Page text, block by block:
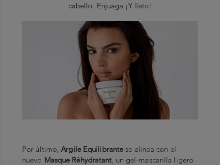
cabello. Enjuaga ¡Y listo!
Por último,Argile Equilibrante se alinea con el
nuevo Masque Réhydratant , un gel-mascarilla ligero